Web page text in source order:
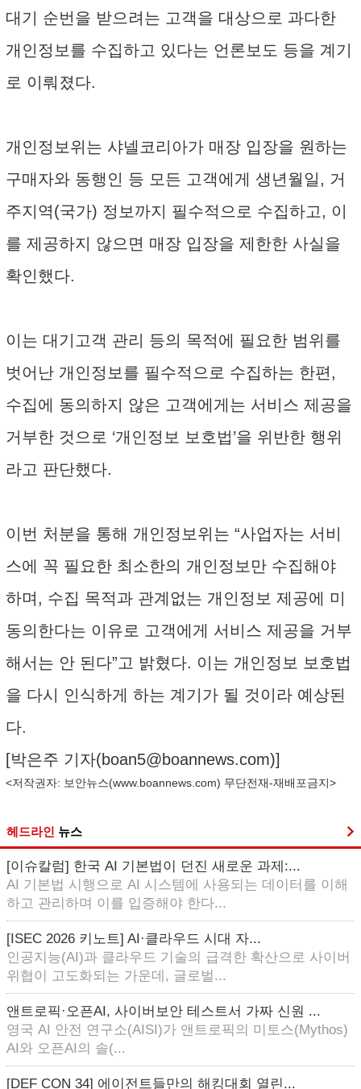
대기 순번을 받으려는 고객을 대상으로 과다한
개인정보를 수집하고 있다는 언론보도 등을 계기
로 이뤄졌다.
개인정보위는 샤넬코리아가 매장 입장을 원하는
구매자와 동행인 등 모든 고객에게 생년월일, 거
주지역(국가) 정보까지 필수적으로 수집하고, 이
를 제공하지 않으면 매장 입장을 제한한 사실을
확인했다.
이는 대기고객 관리 등의 목적에 필요한 범위를
벗어난 개인정보를 필수적으로 수집하는 한편,
수집에 동의하지 않은 고객에게는 서비스 제공을
거부한 것으로 ‘개인정보 보호법’을 위반한 행위
라고 판단했다.
이번 처분을 통해 개인정보위는 “사업자는 서비
스에 꼭 필요한 최소한의 개인정보만 수집해야
하며, 수집 목적과 관계없는 개인정보 제공에 미
동의한다는 이유로 고객에게 서비스 제공을 거부
해서는 안 된다”고 밝혔다. 이는 개인정보 보호법
을 다시 인식하게 하는 계기가 될 것이라 예상된
다.
[박은주 기자(boan5@boannews.com)]
<저작권자: 보안뉴스(www.boannews.com) 무단전재-재배포금지>
헤드라인 뉴스
[이슈칼럼] 한국 AI 기본법이 던진 새로운 과제:...
AI 기본법 시행으로 AI 시스템에 사용되는 데이터를 이해
하고 관리하며 이를 입증해야 한다...
[ISEC 2026 키노트] AI·클라우드 시대 자...
인공지능(AI)과 클라우드 기술의 급격한 확산으로 사이버
위협이 고도화되는 가운데, 글로벌...
앤트로픽·오픈AI, 사이버보안 테스트서 가짜 신원 ...
영국 AI 안전 연구소(AISI)가 앤트로픽의 미토스(Mythos)
AI와 오픈AI의 솔(...
[DEF CON 34] 에이전트들만의 해킹대회 열린...